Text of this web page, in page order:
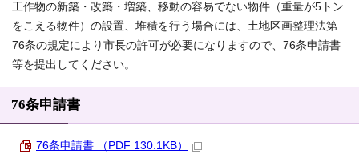
工作物の新築・改築・増築、移動の容易でない物件（重量が5トン
をこえる物件）の設置、堆積を行う場合には、土地区画整理法第
76条の規定により市長の許可が必要になりますので、76条申請書
等を提出してください。
76条申請書
76条申請書 （PDF 130.1KB）